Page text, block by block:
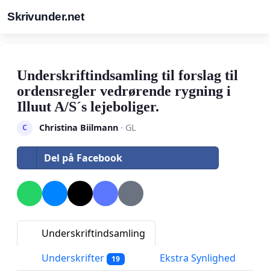
Skrivunder.net
Underskriftindsamling til forslag til
ordensregler vedrørende rygning i
Illuut A/S´s lejeboliger.
C Christina Biilmann· GL
Del på Facebook
Underskriftindsamling
Underskrifter
19 Ekstra Synlighed